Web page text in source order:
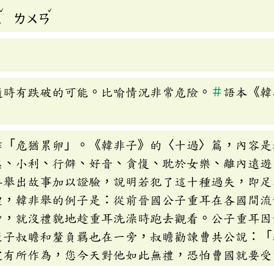
ˇ
ㄌㄨㄢ
ˇ
有跌破的可能。比喻情況非常危險。 ＃語本《
「危猶累卵」。《韓非子》的〈十過〉篇，內容
小利、行僻、好音、貪愎、耽於女樂、離內遠
舉出故事加以證驗，說明若犯了這十種過失，即
韓非舉的例子是：從前晉國公子重耳在各國間
就沒禮貌地趁重耳洗澡時跑去觀看。公子重耳
叔瞻和釐負羈也在一旁，叔瞻勸諫曹共公說：
所作為，您今天對他如此無禮，恐怕曹國就要